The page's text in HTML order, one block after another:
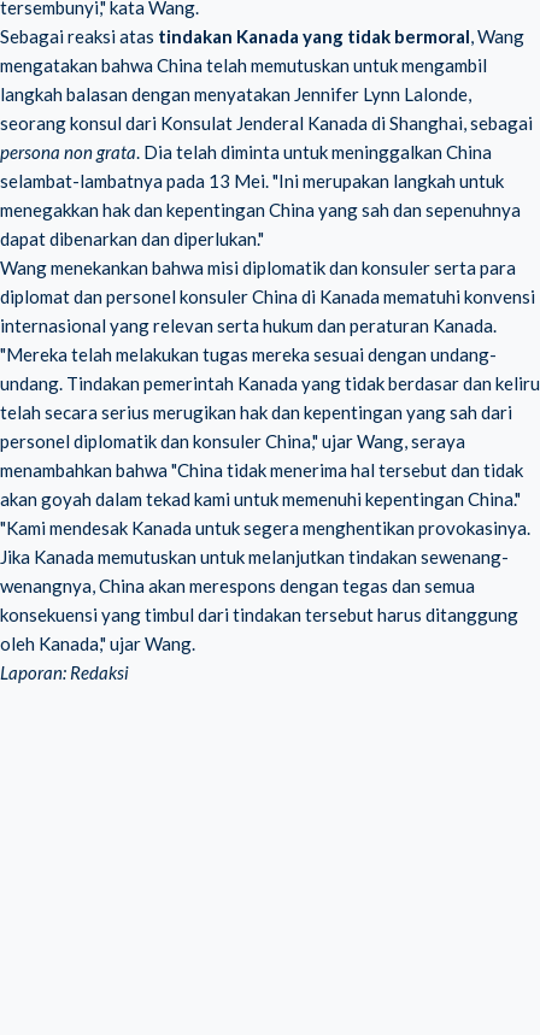
tersembunyi," kata Wang.
Sebagai reaksi atas tindakan Kanada yang tidak bermoral, Wang
mengatakan bahwa China telah memutuskan untuk mengambil
langkah balasan dengan menyatakan Jennifer Lynn Lalonde,
seorang konsul dari Konsulat Jenderal Kanada di Shanghai, sebagai
persona non grata. Dia telah diminta untuk meninggalkan China
selambat-lambatnya pada 13 Mei. "Ini merupakan langkah untuk
menegakkan hak dan kepentingan China yang sah dan sepenuhnya
dapat dibenarkan dan diperlukan."
Wang menekankan bahwa misi diplomatik dan konsuler serta para
diplomat dan personel konsuler China di Kanada mematuhi konvensi
internasional yang relevan serta hukum dan peraturan Kanada.
"Mereka telah melakukan tugas mereka sesuai dengan undang-
undang. Tindakan pemerintah Kanada yang tidak berdasar dan keliru
telah secara serius merugikan hak dan kepentingan yang sah dari
personel diplomatik dan konsuler China," ujar Wang, seraya
menambahkan bahwa "China tidak menerima hal tersebut dan tidak
akan goyah dalam tekad kami untuk memenuhi kepentingan China."
"Kami mendesak Kanada untuk segera menghentikan provokasinya.
Jika Kanada memutuskan untuk melanjutkan tindakan sewenang-
wenangnya, China akan merespons dengan tegas dan semua
konsekuensi yang timbul dari tindakan tersebut harus ditanggung
oleh Kanada," ujar Wang.
Laporan: Redaksi